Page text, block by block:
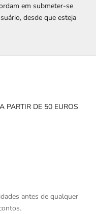
em submeter-se
desde que esteja
PARTIR DE 50 EUROS
artigo 1
artigo 2
o artigo 3
o artigo 4
antes de qualquer